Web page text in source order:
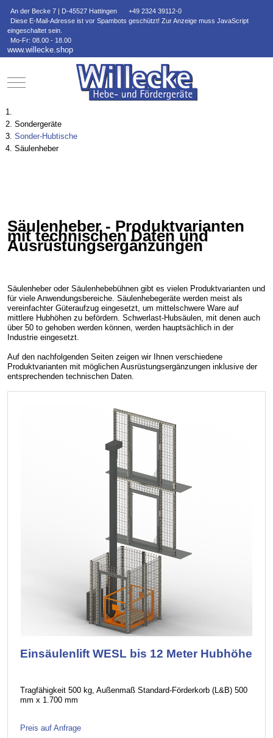
An der Becke 7 | D-45527 Hattingen
+49 2324 39112-0
Diese E-Mail-Adresse ist vor Spambots geschützt! Zur Anzeige muss JavaScript
eingeschaltet sein.
Mo-Fr: 08.00 - 18.00
www.willecke.shop
Mobile Menu Toggle
Sondergeräte
Sonder-Hubtische
Säulenheber
Säulenheber - Produktvarianten
mit technischen Daten und
Ausrüstungsergänzungen
Säulenheber oder Säulenhebebühnen gibt es vielen Produktvarianten und
für viele Anwendungsbereiche. Säulenhebegeräte werden meist als
vereinfachter Güteraufzug eingesetzt, um mittelschwere Ware auf
mittlere Hubhöhen zu befördern. Schwerlast-Hubsäulen, mit denen auch
über 50 to gehoben werden können, werden hauptsächlich in der
Industrie eingesetzt.
Auf den nachfolgenden Seiten zeigen wir Ihnen verschiedene
Produktvarianten mit möglichen Ausrüstungsergänzungen inklusive der
entsprechenden technischen Daten.
Einsäulenlift WESL bis 12 Meter Hubhöhe
Tragfähigkeit 500 kg, Außenmaß Standard-Förderkorb (L&B) 500
mm x 1.700 mm
Preis auf Anfrage